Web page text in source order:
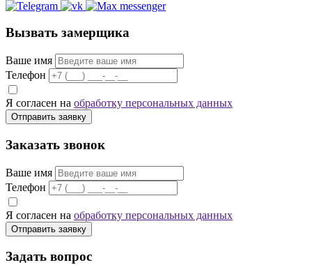
Вызвать замерщика
Ваше имя
Телефон
Я согласен на обработку персональных данных
Отправить заявку
Заказать звонок
Ваше имя
Телефон
Я согласен на обработку персональных данных
Отправить заявку
Задать вопрос